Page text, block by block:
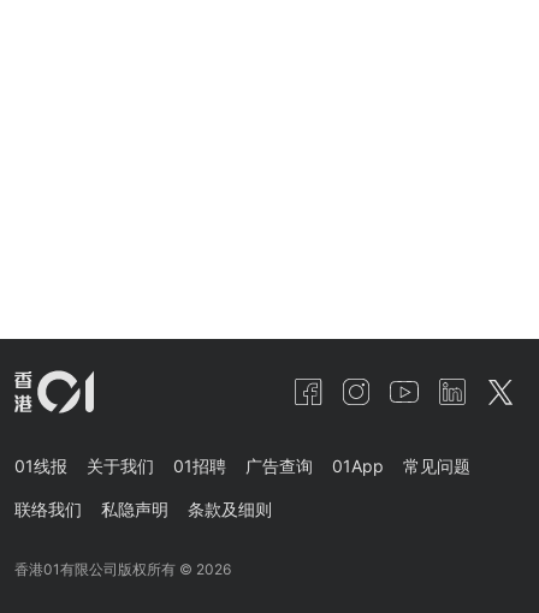
01线报 关于我们 01招聘 广告查询 01App 常见问题
联络我们 私隐声明 条款及细则
香港01有限公司版权所有 © 2026